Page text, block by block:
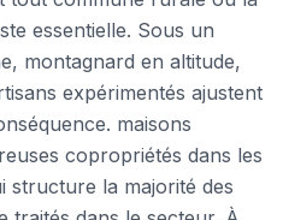
essentielle. Sous un
montagnard en altitude,
expérimentés ajustent
maisons
copropriétés dans les
structure la majorité des